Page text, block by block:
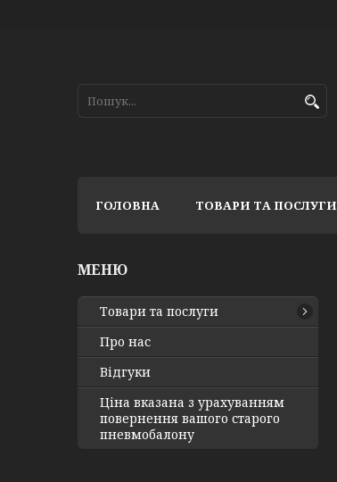
ГОЛОВНА ТОВАРИ ТА ПОСЛУГИ
Товари та послуги
Про нас
Відгуки
Ціна вказана з урахуванням
повернення вашого старого
пневмобалону